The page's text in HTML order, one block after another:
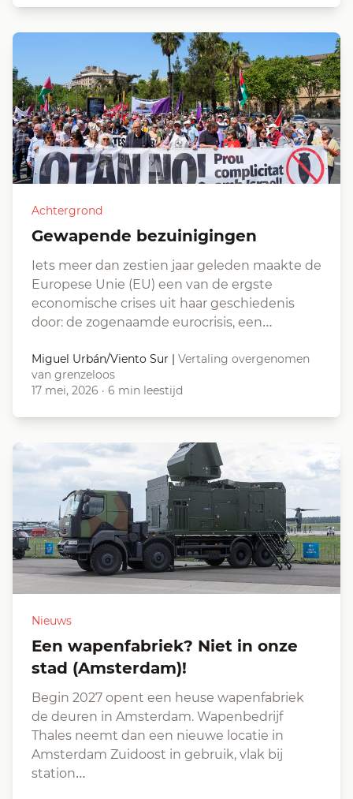
Achtergrond
Gewapende bezuinigingen
Iets meer dan zestien jaar geleden maakte de
Europese Unie (EU) een van de ergste
economische crises uit haar geschiedenis
door: de zogenaamde eurocrisis, een…
Miguel Urbán/Viento Sur | Vertaling overgenomen
van grenzeloos
17 mei, 2026 · 6 min leestijd
Nieuws
Een wapenfabriek? Niet in onze
stad (Amsterdam)!
Begin 2027 opent een heuse wapenfabriek
de deuren in Amsterdam. Wapenbedrijf
Thales neemt dan een nieuwe locatie in
Amsterdam Zuidoost in gebruik, vlak bij
station…